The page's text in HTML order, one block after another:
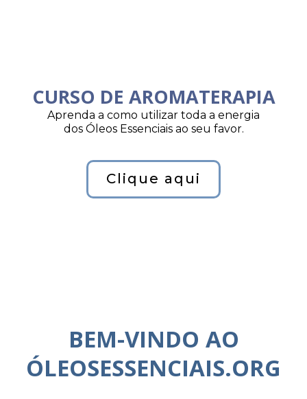
CURSO DE AROMATERAPIA
Aprenda a como utilizar toda a energia
dos Óleos Essenciais ao seu favor.
Clique aqui
BEM-VINDO AO
ÓLEOSESSENCIAIS.ORG